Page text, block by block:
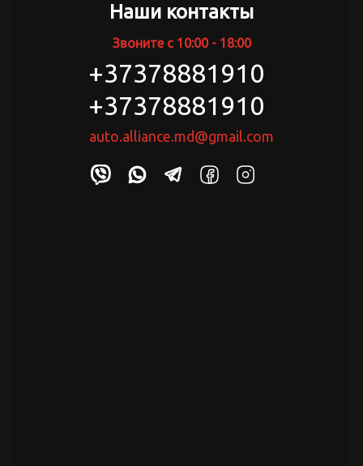
Наши контакты
Звоните с 10:00 - 18:00
+37378881910
+37378881910
auto.alliance.md@gmail.com